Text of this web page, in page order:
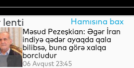
lenti Hamısına bax
Məsud Pezeşkian: Əgər İran
indiyə qədər ayaqda qala
bilibsə, buna görə xalqa
borcludur
06 Avqust 23:45